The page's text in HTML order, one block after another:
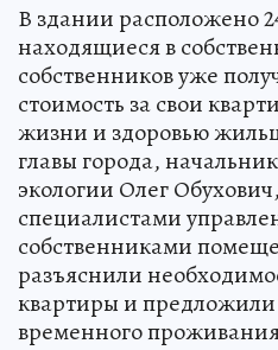
В здании расположено
находящиеся в
собственников уже
стоимость за свои
жизни и здоровью
главы города,
экологии Олег
специалистами
собственниками
разъяснили
квартиры и предложили
временного